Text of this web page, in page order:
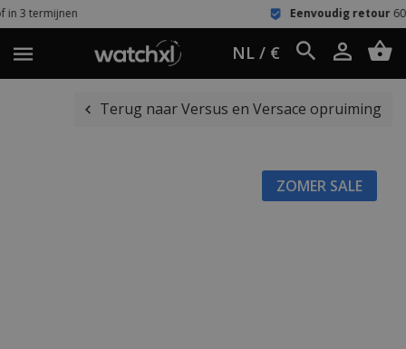
Eenvoudig retour60 dagen
NL / €
Terug naar Versus en Versace opruiming
ZOMER SALE